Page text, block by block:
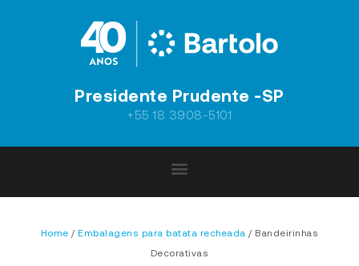
Presidente Prudente -SP
+55 18 3908-5101
Home /Embalagens para batata recheada / Bandeirinhas
Decorativas